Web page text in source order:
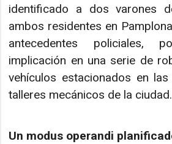
identificado a dos varones
ambos residentes en
antecedentes policiales,
implicación en una serie de
vehículos estacionados en
talleres mecánicos de la ciudad.
Un modus operandi